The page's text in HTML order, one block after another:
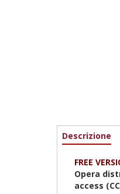
Descrizione
FREE
Opera
access